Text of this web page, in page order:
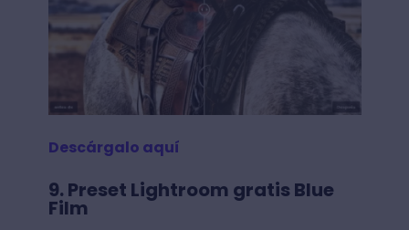
Descárgalo aquí
9. Preset Lightroom gratis Blue
Film